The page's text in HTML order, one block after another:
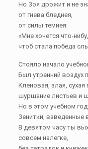
Но Зоя дрожит и не
от гнева бледнея,
от силы темнея:
«Мне хочется что-
чтоб стала победа
Стояло начало
Был утренний воздух
Кленовая, злая, сухая
шуршание листьев и
Но в этом учебном
Зенитки, взведенные
В девятом часу ты
совсем налегке,